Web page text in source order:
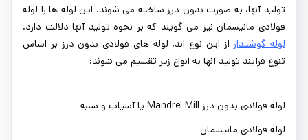
تولید آنها، به صورت بدون درز ساخته می شوند. این لوله ها را لوله
فولادی مانیسمان نیز می گویند که بر نحوه تولید آنها دلالت دارد.
لوله گوشتدار از این نوع اند. لوله های فولادی بدون درز بر اساس
تنوع فرآیند تولید آنها به انواع زیر تقسیم می شوند:
لوله فولادی بدون درز Mandrel Mill یا آسیاب و سنبه
لوله فولادی مانیسمان